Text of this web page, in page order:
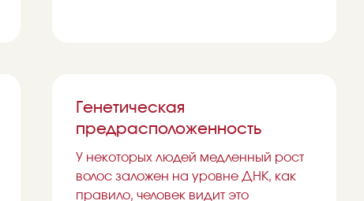
Генетическая
предрасположенность
У некоторых людей медленный рост
волос заложен на уровне ДНК, как
правило, человек видит это